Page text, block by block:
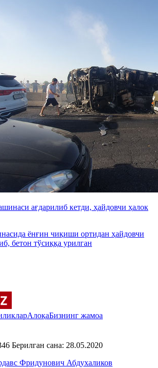
ағдарилиб кетди, ҳайдовчи ҳалок
ёнғин чиқиши ортидан ҳайдовчи
бетон тўсиққа урилган
АлоқаБизнинг жамоа
Берилган сана: 28.05.2020
Фридунович Абдухаликов